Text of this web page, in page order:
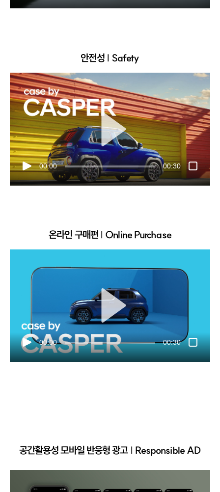
안전성 | Safety
00:00 00:30
온라인 구매편 | Online Purchase
00:00 00:30
공간활용성 모바일 반응형 광고 | Responsible AD